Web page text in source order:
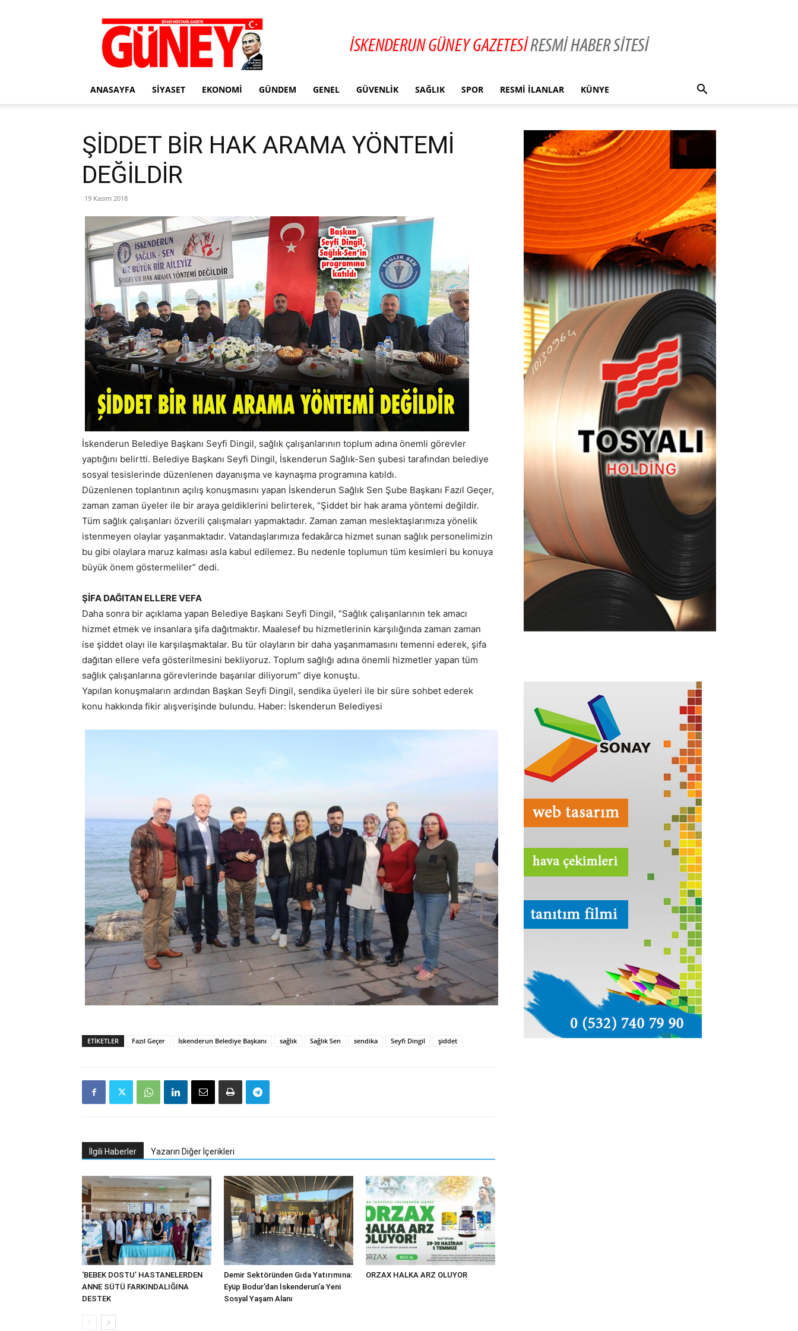
Gazete
Güney
ANASAYFA SIYASET EKONOMI GÜNDEM GENEL GÜVENLIK SAĞLIK SPOR RESMI İLANLAR KÜNYE
ŞİDDET BİR HAK ARAMA YÖNTEMİ
DEĞİLDİR
19 Kasım 2018
İskenderun Belediye Başkanı Seyfi Dingil, sağlık çalışanlarının toplum adına önemli görevler
yaptığını belirtti. Belediye Başkanı Seyfi Dingil, İskenderun Sağlık-Sen şubesi tarafından belediye
sosyal tesislerinde düzenlenen dayanışma ve kaynaşma programına katıldı.
Düzenlenen toplantının açılış konuşmasını yapan İskenderun Sağlık Sen Şube Başkanı Fazıl Geçer,
zaman zaman üyeler ile bir araya geldiklerini belirterek, “Şiddet bir hak arama yöntemi değildir.
Tüm sağlık çalışanları özverili çalışmaları yapmaktadır. Zaman zaman meslektaşlarımıza yönelik
istenmeyen olaylar yaşanmaktadır. Vatandaşlarımıza fedakârca hizmet sunan sağlık personelimizin
bu gibi olaylara maruz kalması asla kabul edilemez. Bu nedenle toplumun tüm kesimleri bu konuya
büyük önem göstermeliler” dedi.
ŞİFA DAĞITAN ELLERE VEFA
Daha sonra bir açıklama yapan Belediye Başkanı Seyfi Dingil, “Sağlık çalışanlarının tek amacı
hizmet etmek ve insanlara şifa dağıtmaktır. Maalesef bu hizmetlerinin karşılığında zaman zaman
ise şiddet olayı ile karşılaşmaktalar. Bu tür olayların bir daha yaşanmamasını temenni ederek, şifa
dağıtan ellere vefa gösterilmesini bekliyoruz. Toplum sağlığı adına önemli hizmetler yapan tüm
sağlık çalışanlarına görevlerinde başarılar diliyorum” diye konuştu.
Yapılan konuşmaların ardından Başkan Seyfi Dingil, sendika üyeleri ile bir süre sohbet ederek
konu hakkında fikir alışverişinde bulundu. Haber: İskenderun Belediyesi
ETIKETLER Fazıl Geçer İskenderun Belediye Başkanı sağlık Sağlık Sen sendika Seyfi Dingil şiddet
İlgili Haberler Yazarın Diğer İçerikleri
‘BEBEK DOSTU’ HASTANELERDEN
ANNE SÜTÜ FARKINDALIĞINA
DESTEK
Demir Sektöründen Gıda Yatırımına:
Eyüp Bodur’dan İskenderun’a Yeni
Sosyal Yaşam Alanı
ORZAX HALKA ARZ OLUYOR